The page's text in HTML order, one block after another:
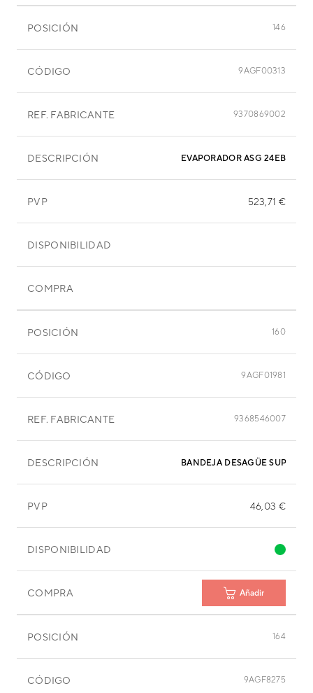
POSICIÓN 146
CÓDIGO 9AGF00313
REF. FABRICANTE 9370869002
DESCRIPCIÓN EVAPORADOR ASG 24EBAW
PVP 523,71 €
DISPONIBILIDAD
COMPRA
POSICIÓN 160
CÓDIGO 9AGF01981
REF. FABRICANTE 9368546007
DESCRIPCIÓN BANDEJA DESAGÜE
PVP 46,03 €
DISPONIBILIDAD
COMPRA Añadir
POSICIÓN 164
CÓDIGO 9AGF8275